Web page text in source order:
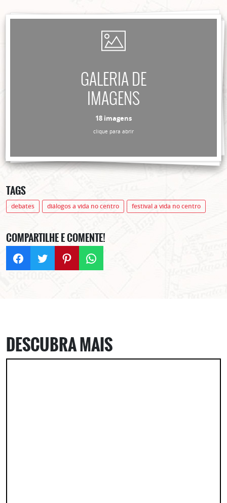
GALERIA DE
IMAGENS
18 imagens
clique para abrir
TAGS
debates diálogos a vida no centro festival a vida no centro
COMPARTILHE E COMENTE!
DESCUBRA MAIS